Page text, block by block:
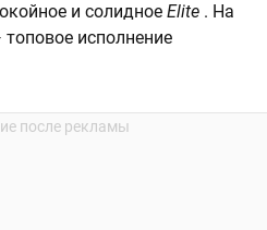
и солидное Elite . На
топовое исполнение